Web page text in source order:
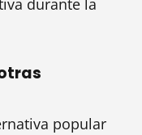
durante la
popular